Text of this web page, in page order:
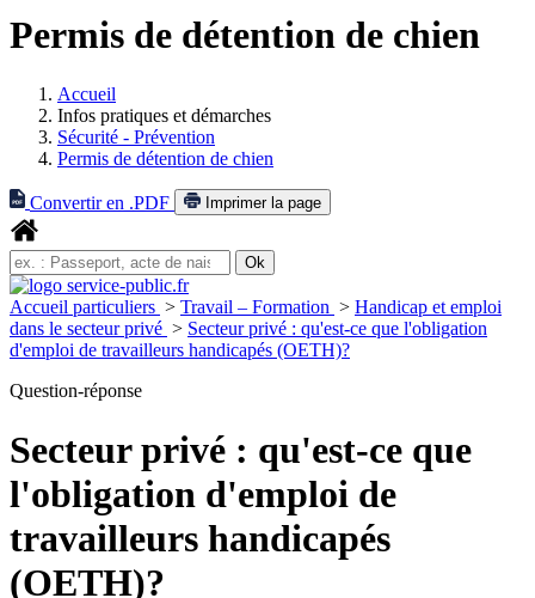
Permis de détention de chien
Accueil
Infos pratiques et démarches
Sécurité - Prévention
Permis de détention de chien
Convertir en .PDF Imprimer la page
Accueil particuliers > Travail – Formation > Handicap et emploi
dans le secteur privé > Secteur privé : qu'est-ce que l'obligation
d'emploi de travailleurs handicapés (OETH)?
Question-réponse
Secteur privé : qu'est-ce que
l'obligation d'emploi de
travailleurs handicapés
(OETH)?